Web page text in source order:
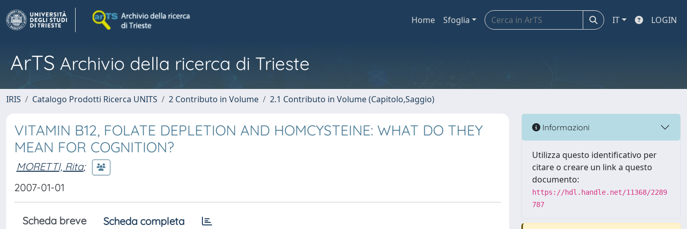
Home Sfoglia IT LOGIN
ArTS Archivio della ricerca di Trieste
IRIS Catalogo Prodotti Ricerca UNITS 2 Contributo in Volume 2.1 Contributo in Volume (Capitolo,Saggio)
VITAMIN B12, FOLATE DEPLETION AND HOMCYSTEINE: WHAT DO THEY
MEAN FOR COGNITION?
MORETTI, Rita;
2007-01-01
Scheda breve Scheda completa
Informazioni
Utilizza questo identificativo per
citare o creare un link a questo
documento:
https://hdl.handle.net/11368/2289
787